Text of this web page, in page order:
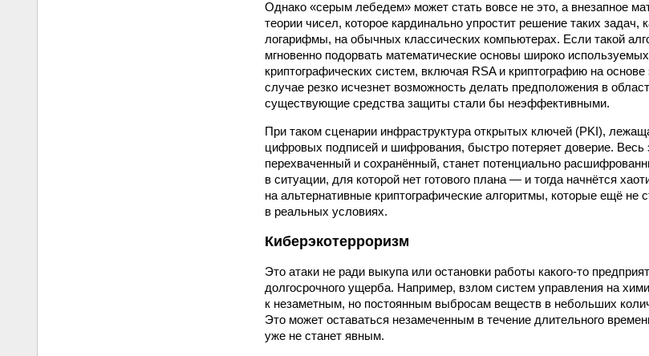
Однако «серым лебедем» может стать вовсе не это, а внезапное
теории чисел, которое кардинально упростит решение таких задач,
логарифмы, на обычных классических компьютерах. Если такой
мгновенно подорвать математические основы широко
криптографических систем, включая RSA и криптографию на
случае резко исчезнет возможность делать предположения в
существующие средства защиты стали бы неэффективными.
При таком сценарии инфраструктура открытых ключей (PKI),
цифровых подписей и шифрования, быстро потеряет доверие.
перехваченный и сохранённый, станет потенциально
в ситуации, для которой нет готового плана — и тогда начнётся
на альтернативные криптографические алгоритмы, которые ещё не
в реальных условиях.
Киберэкотерроризм
Это атаки не ради выкупа или остановки работы какого-то
долгосрочного ущерба. Например, взлом систем управления на
к незаметным, но постоянным выбросам веществ в небольших
Это может оставаться незамеченным в течение длительного
уже не станет явным.